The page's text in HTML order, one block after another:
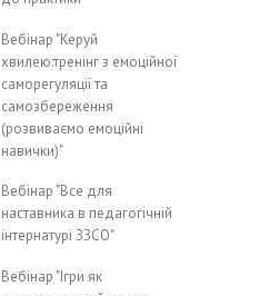
Вебінар "Керуй
хвилею:тренінг з емоційної
саморегуляції та
самозбереження
(розвиваємо емоційні
навички)"
Вебінар "Все для
наставника в педагогічній
інтернатурі ЗЗСО"
Вебінар "Ігри як